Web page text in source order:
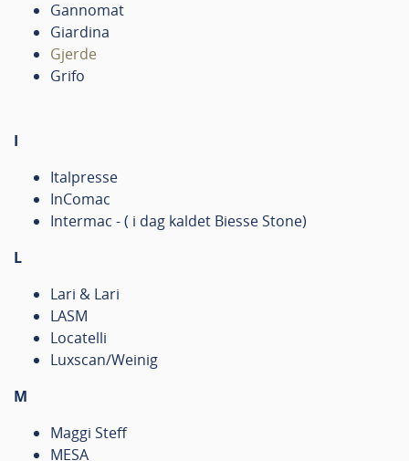
Gannomat
Giardina
Gjerde
Grifo
I
Italpresse
InComac
Intermac - ( i dag kaldet Biesse Stone)
L
Lari & Lari
LASM
Locatelli
Luxscan/Weinig
M
Maggi Steff
MESA